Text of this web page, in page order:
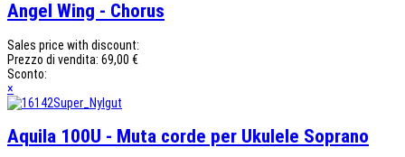
Angel Wing - Chorus
Sales price with discount:
Prezzo di vendita: 69,00 €
Sconto:
×
Aquila 100U - Muta corde per Ukulele Soprano